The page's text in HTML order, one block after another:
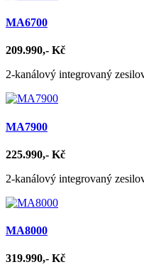
MA6700
209.990,- Kč
2-kanálový integrovaný
MA7900
225.990,- Kč
2-kanálový integrovaný
MA8000
319.990,- Kč